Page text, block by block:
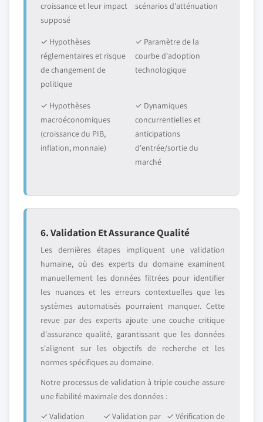
croissance et leur impact
supposé
scénarios d'atténuation
✓ Hypothèses
réglementaires et risque
de changement de
politique
✓ Paramètre de la
courbe d'adoption
technologique
✓ Hypothèses
macroéconomiques
(croissance du PIB,
inflation, monnaie)
✓ Dynamiques
concurrentielles et
anticipations
d'entrée/sortie du
marché
6. Validation Et Assurance Qualité
Les dernières étapes impliquent une validation
humaine, où des experts du domaine examinent
manuellement les données filtrées pour identifier
les nuances et les erreurs contextuelles que les
systèmes automatisés pourraient manquer. Cette
revue par des experts ajoute une couche critique
d'assurance qualité, garantissant que les données
s'alignent sur les objectifs de recherche et les
normes spécifiques au domaine.
Notre processus de validation à triple couche assure
une fiabilité maximale des données :
✓ Validation
✓ Validation par
✓ Vérification de